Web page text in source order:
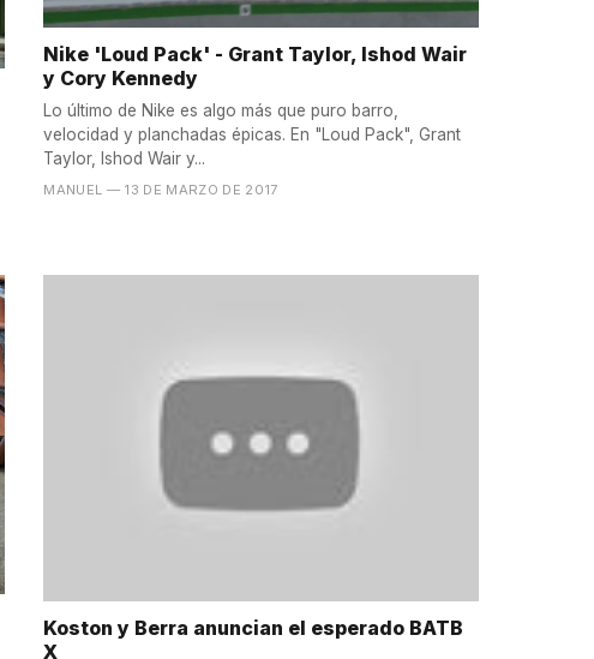
Nike 'Loud Pack' - Grant Taylor, Ishod Wair
y Cory Kennedy
Lo último de Nike es algo más que puro barro,
velocidad y planchadas épicas. En "Loud Pack", Grant
Taylor, Ishod Wair y...
MANUEL — 13 DE MARZO DE 2017
Koston y Berra anuncian el esperado BATB
X